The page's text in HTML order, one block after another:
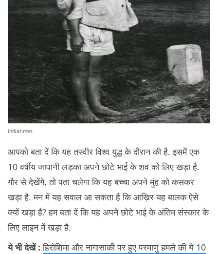
indiatimes
आपको बता दें कि यह तस्वीर विश्व युद्ध के दौरान की है. इसमें एक
10 वर्षीय जापानी लड़का अपने छोटे भाई के शव को लिए खड़ा है.
गौर से देखेंगे, तो पता चलेगा कि यह बच्चा अपने मुंह को कसकर
खड़ा है. मन में यह सवाल आ सकता है कि आख़िर यह बालक ऐसे
क्यों खड़ा है? हम बता दें कि यह अपने छोटे भाई के अंतिम संस्कार के
लिए लाइन में खड़ा है.
ये भी देखें : हिरोशिमा और नागासाकी पर हुए परमाणु हमले की ये 10